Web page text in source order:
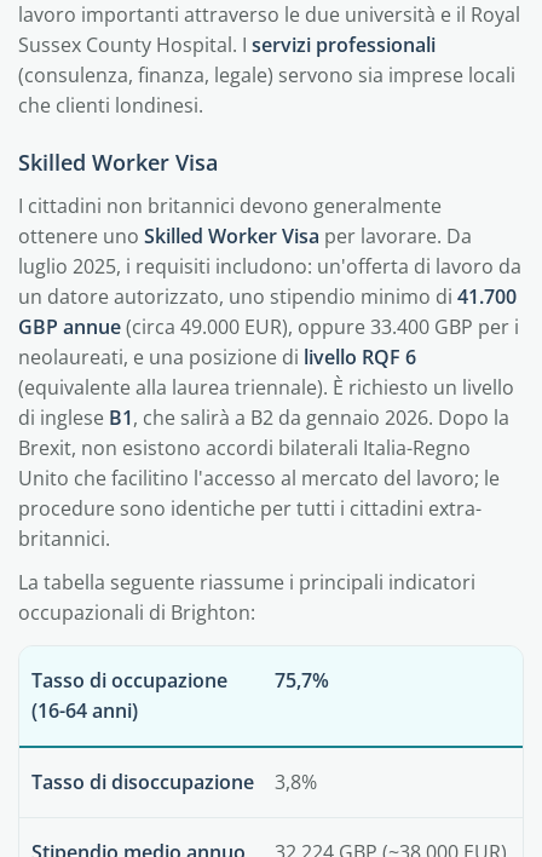
lavoro importanti attraverso le due università e il Royal
Sussex County Hospital. I servizi professionali
(consulenza, finanza, legale) servono sia imprese locali
che clienti londinesi.
Skilled Worker Visa
I cittadini non britannici devono generalmente
ottenere uno Skilled Worker Visa per lavorare. Da
luglio 2025, i requisiti includono: un'offerta di lavoro da
un datore autorizzato, uno stipendio minimo di 41.700
GBP annue(circa 49.000 EUR), oppure 33.400 GBP per i
neolaureati, e una posizione di livello RQF 6
(equivalente alla laurea triennale). È richiesto un livello
di inglese B1, che salirà a B2 da gennaio 2026. Dopo la
Brexit, non esistono accordi bilaterali Italia-Regno
Unito che facilitino l'accesso al mercato del lavoro; le
procedure sono identiche per tutti i cittadini extra-
britannici.
La tabella seguente riassume i principali indicatori
occupazionali di Brighton:
Tasso di occupazione
(16-64 anni)
75,7%
Tasso di disoccupazione 3,8%